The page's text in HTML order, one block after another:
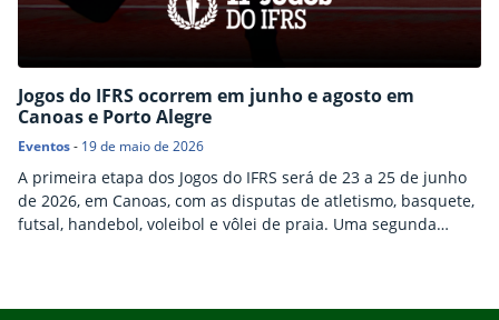
Jogos do IFRS ocorrem em junho e agosto em
Canoas e Porto Alegre
Eventos- 19 de maio de 2026
A primeira etapa dos Jogos do IFRS será de 23 a 25 de junho
de 2026, em Canoas, com as disputas de atletismo, basquete,
futsal, handebol, voleibol e vôlei de praia. Uma segunda